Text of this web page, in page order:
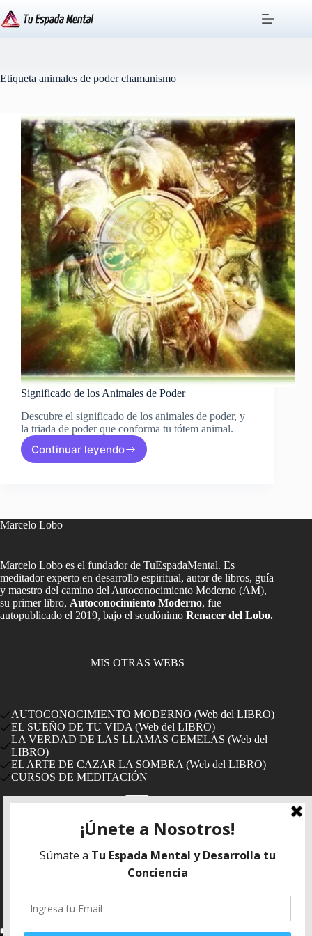
al
contenido
Etiqueta animales de poder chamanismo
Significado de los Animales de Poder
Descubre el significado de los animales de poder, y
la triada de poder que conforma tu tótem animal.
Continuar leyendo
Significado
Poder
Marcelo Lobo
Marcelo Lobo es el fundador de TuEspadaMental. Es
meditador experto en desarrollo espiritual, autor de libros, guía
y maestro del camino del Autoconocimiento Moderno (AM),
su primer libro, Autoconocimiento Moderno, fue
autopublicado el 2019, bajo el seudónimo Renacer del Lobo.
MIS OTRAS WEBS
AUTOCONOCIMIENTO MODERNO (Web del LIBRO)
EL SUEÑO DE TU VIDA (Web del LIBRO)
LA VERDAD DE LAS LLAMAS GEMELAS (Web del
LIBRO)
EL ARTE DE CAZAR LA SOMBRA (Web del LIBRO)
CURSOS DE MEDITACIÓN